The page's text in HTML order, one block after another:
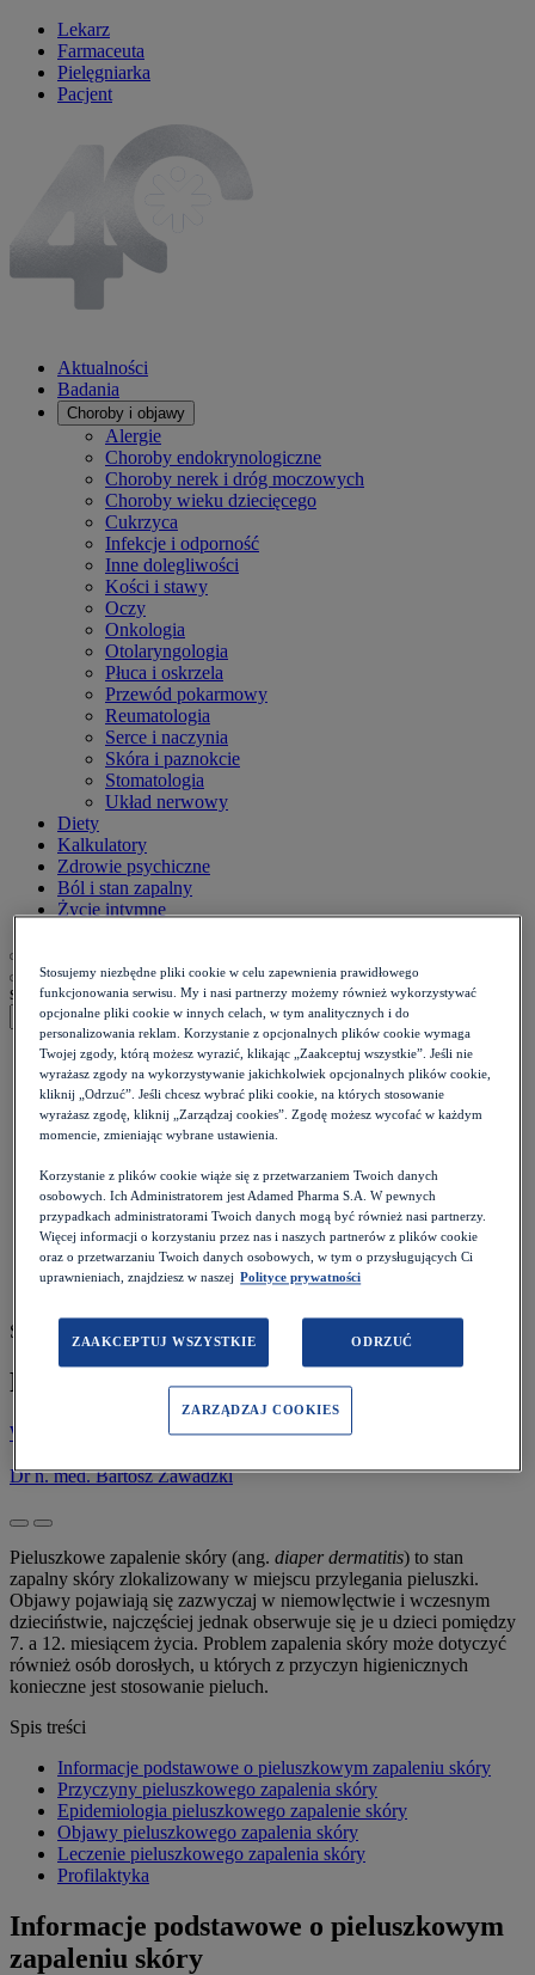
Lekarz
Farmaceuta
Pielęgniarka
Pacjent
Aktualności
Badania
Choroby i objawy
Alergie
Choroby endokrynologiczne
Choroby nerek i dróg moczowych
Choroby wieku dziecięcego
Cukrzyca
Infekcje i odporność
Inne dolegliwości
Kości i stawy
Oczy
Onkologia
Otolaryngologia
Płuca i oskrzela
Przewód pokarmowy
Reumatologia
Serce i naczynia
Skóra i paznokcie
Stomatologia
Układ nerwowy
Diety
Kalkulatory
Zdrowie psychiczne
Ból i stan zapalny
Życie intymne
szukaj
Strona główna >
Pacjent >
Choroby i objawy >
Choroby wieku dziecięcego >
Pieluszkowe zapalenie skóry
Szacowany czas czytania: 10 minut
Pieluszkowe zapalenie skóry
Wróć do listy 26.01.2024
Dr n. med. Bartosz Zawadzki
Pieluszkowe zapalenie skóry (ang. diaper dermatitis) to stan
zapalny skóry zlokalizowany w miejscu przylegania pieluszki.
Objawy pojawiają się zazwyczaj w niemowlęctwie i wczesnym
dzieciństwie, najczęściej jednak obserwuje się je u dzieci pomiędzy
7. a 12. miesiącem życia. Problem zapalenia skóry może dotyczyć
również osób dorosłych, u których z przyczyn higienicznych
konieczne jest stosowanie pieluch.
Spis treści
Informacje podstawowe o pieluszkowym zapaleniu skóry
Przyczyny pieluszkowego zapalenia skóry
Epidemiologia pieluszkowego zapalenie skóry
Objawy pieluszkowego zapalenia skóry
Leczenie pieluszkowego zapalenia skóry
Profilaktyka
Informacje podstawowe o pieluszkowym
zapaleniu skóry
Stosujemy niezbędne pliki cookie w celu zapewnienia prawidłowego
funkcjonowania serwisu. My i nasi partnerzy możemy również wykorzystywać
opcjonalne pliki cookie w innych celach, w tym analitycznych i do
personalizowania reklam. Korzystanie z opcjonalnych plików cookie wymaga
Twojej zgody, którą możesz wyrazić, klikając „Zaakceptuj wszystkie”. Jeśli nie
wyrażasz zgody na wykorzystywanie jakichkolwiek opcjonalnych plików cookie,
kliknij „Odrzuć”. Jeśli chcesz wybrać pliki cookie, na których stosowanie
wyrażasz zgodę, kliknij „Zarządzaj cookies”. Zgodę możesz wycofać w każdym
momencie, zmieniając wybrane ustawienia.
Korzystanie z plików cookie wiąże się z przetwarzaniem Twoich danych
osobowych. Ich Administratorem jest Adamed Pharma S.A. W pewnych
przypadkach administratorami Twoich danych mogą być również nasi partnerzy.
Więcej informacji o korzystaniu przez nas i naszych partnerów z plików cookie
oraz o przetwarzaniu Twoich danych osobowych, w tym o przysługujących Ci
uprawnieniach, znajdziesz w naszej Polityce prywatności
ZAAKCEPTUJ WSZYSTKIE ODRZUĆ
ZARZĄDZAJ COOKIES